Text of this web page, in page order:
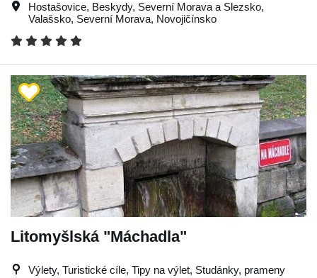
Hostašovice, Beskydy, Severní Morava a Slezsko,
Valašsko, Severní Morava, Novojičínsko
Litomyšlská "Máchadla"
Výlety, Turistické cíle, Tipy na výlet, Studánky, prameny